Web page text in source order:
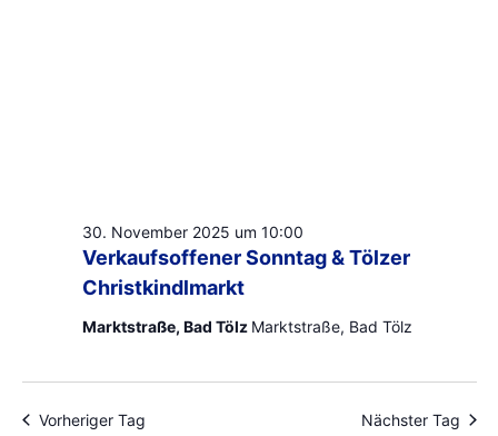
Verkaufsoffener Sonntag & Tölzer
Christkindlmarkt
30. November 2025 um 10:00
Marktstraße, Bad Tölz Marktstraße, Bad Tölz
Vorheriger Tag Nächster Tag